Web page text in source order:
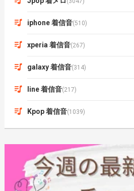
iphone 着信音(510)
xperia 着信音(267)
galaxy 着信音(314)
line 着信音(217)
Kpop 着信音(1039)